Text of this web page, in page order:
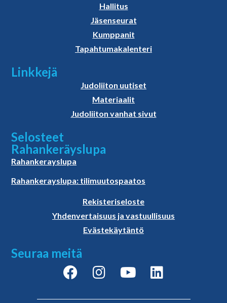
Hallitus
Jäsenseurat
Kumppanit
Tapahtumakalenteri
Linkkejä
Judoliiton uutiset
Materiaalit
Judoliiton vanhat sivut
Selosteet
Rahankeräyslupa
Rahankerayslupa
Rahankerayslupa: tilimuutospaatos
Rekisteriseloste
Yhdenvertaisuus ja vastuullisuus
Evästekäytäntö
Seuraa meitä